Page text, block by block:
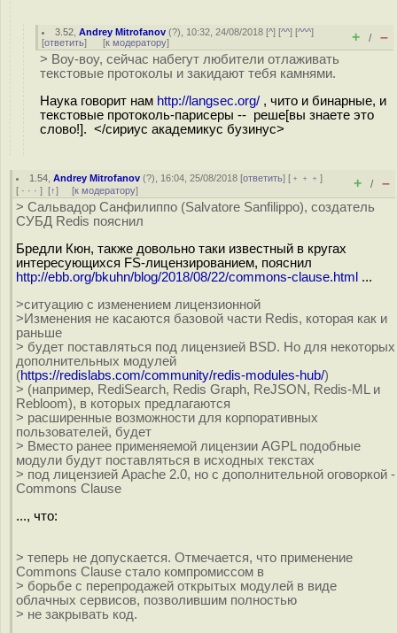
3.52 ,Andrey Mitrofanov (?), 10:32, 24/08/2018 [^] [^^] [^^^]
[ответить] [к модератору] + / –
> Воу-воу, сейчас набегут любители отлаживать
текстовые протоколы и закидают тебя камнями.
Наука говорит нам http://langsec.org/ , чито и бинарные, и
текстовые протоколь-парисеры -- реше[вы знаете это
слово!]. </сириус академикус бузинус>
1.54 ,Andrey Mitrofanov (?), 16:04, 25/08/2018 [ответить] [ ﹢﹢﹢]
[ · · · ] [↑] [к модератору] + / –
> Сальвадор Санфилиппо (Salvatore Sanfilippo), создатель
СУБД Redis пояснил
Бредли Кюн, также довольно таки известный в кругах
интересующихся FS-лицензированием, пояснил
http://ebb.org/bkuhn/blog/2018/08/22/commons-clause.html ...
>ситуацию с изменением лицензионной
>Изменения не касаются базовой части Redis, которая как и
раньше
> будет поставляться под лицензией BSD. Но для некоторых
дополнительных модулей
(https://redislabs.com/community/redis-modules-hub/)
> (например, RediSearch, Redis Graph, ReJSON, Redis-ML и
Rebloom), в которых предлагаются
> расширенные возможности для корпоративных
пользователей, будет
> Вместо ранее применяемой лицензии AGPL подобные
модули будут поставляться в исходных текстах
> под лицензией Apache 2.0, но с дополнительной оговоркой -
Commons Clause
..., что:
> теперь не допускается. Отмечается, что применение
Commons Clause стало компромиссом в
> борьбе с перепродажей открытых модулей в виде
облачных сервисов, позволившим полностью
> не закрывать код.